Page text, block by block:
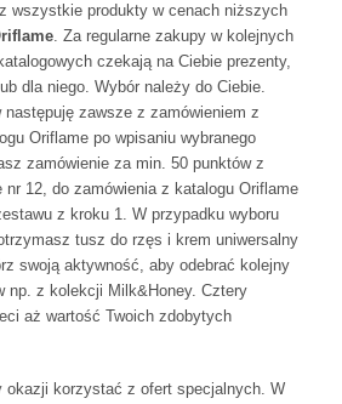
wszystkie produkty w cenach niższych
. Za regularne zakupy w kolejnych
czekają na Ciebie prezenty,
dla niego. Wybór należy do Ciebie.
następuję zawsze z zamówieniem z
Oriflame po wpisaniu wybranego
zamówienie za min. 50 punktów z
nr 12, do zamówienia z katalogu Oriflame
z kroku 1. W przypadku wyboru
tusz do rzęs i krem uniwersalny
swoją aktywność, aby odebrać kolejny
np. z kolekcji Milk&Honey. Cztery
aż wartość Twoich zdobytych
okazji korzystać z ofert specjalnych. W